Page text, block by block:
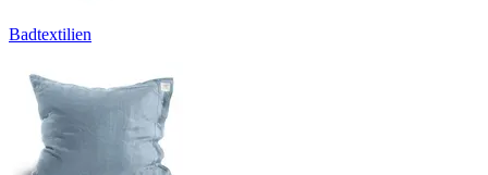
Badtextilien